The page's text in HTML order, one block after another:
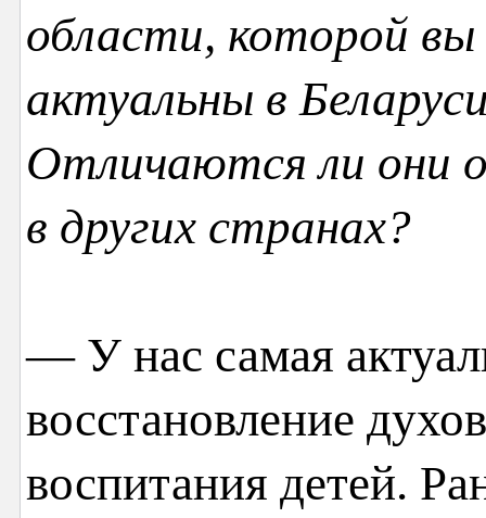
области, которой вы
актуальны в
Отличаются ли они
в других странах?
— У нас самая
восстановление
воспитания детей.